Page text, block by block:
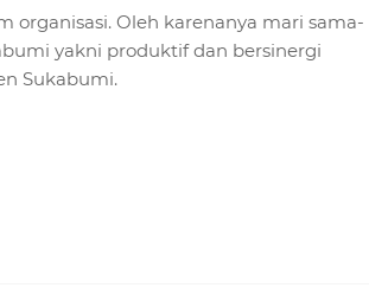
organisasi. Oleh karenanya mari sama-
yakni produktif dan bersinergi
Sukabumi.